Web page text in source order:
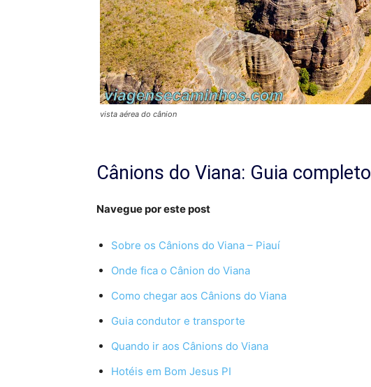
vista aérea do cânion
Cânions do Viana: Guia completo
Navegue por este post
Sobre os Cânions do Viana – Piauí
Onde fica o Cânion do Viana
Como chegar aos Cânions do Viana
Guia condutor e transporte
Quando ir aos Cânions do Viana
Hotéis em Bom Jesus PI